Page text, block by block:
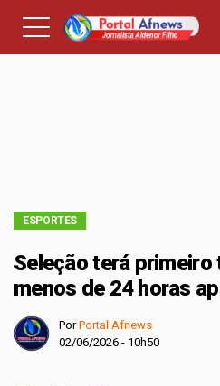
ESPORTES
Seleção terá primeiro
menos de 24 horas
PorPortal Afnews
02/06/2026 - 10h50